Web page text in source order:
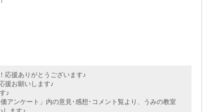
応援ありがとうございます♪
援お願いします♪
♪
アンケート」内の意見･感想･コメント覧より、うみの教室
します♪